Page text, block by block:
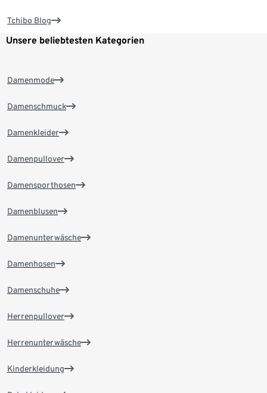
Tchibo Blog
Unsere beliebtesten Kategorien
Damenmode
Damenschmuck
Damenkleider
Damenpullover
Damensporthosen
Damenblusen
Damenunterwäsche
Damenhosen
Damenschuhe
Herrenpullover
Herrenunterwäsche
Kinderkleidung